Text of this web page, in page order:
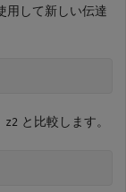
用して新しい伝達
z2 と比較します。